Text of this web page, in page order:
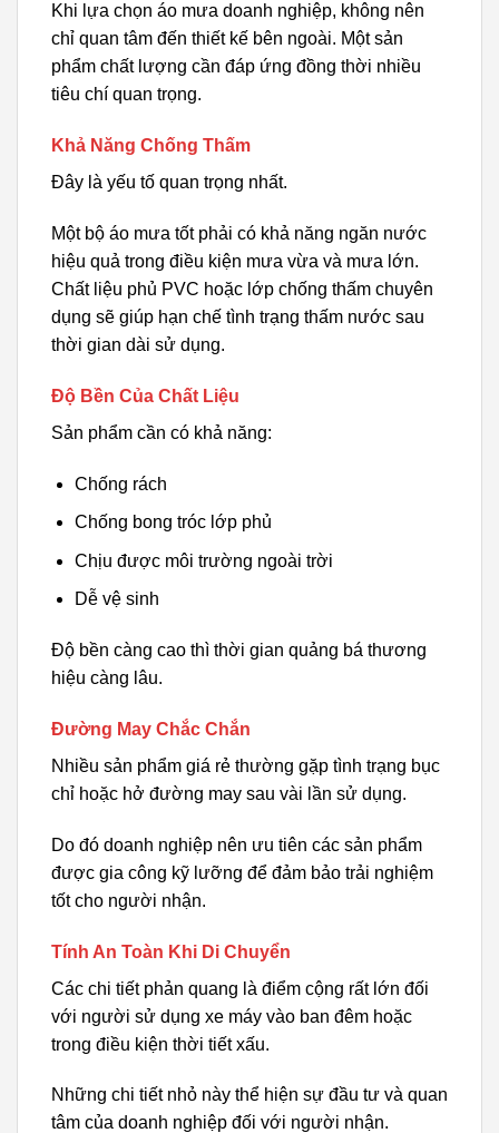
Khi lựa chọn áo mưa doanh nghiệp, không nên
chỉ quan tâm đến thiết kế bên ngoài. Một sản
phẩm chất lượng cần đáp ứng đồng thời nhiều
tiêu chí quan trọng.
Khả Năng Chống Thấm
Đây là yếu tố quan trọng nhất.
Một bộ áo mưa tốt phải có khả năng ngăn nước
hiệu quả trong điều kiện mưa vừa và mưa lớn.
Chất liệu phủ PVC hoặc lớp chống thấm chuyên
dụng sẽ giúp hạn chế tình trạng thấm nước sau
thời gian dài sử dụng.
Độ Bền Của Chất Liệu
Sản phẩm cần có khả năng:
Chống rách
Chống bong tróc lớp phủ
Chịu được môi trường ngoài trời
Dễ vệ sinh
Độ bền càng cao thì thời gian quảng bá thương
hiệu càng lâu.
Đường May Chắc Chắn
Nhiều sản phẩm giá rẻ thường gặp tình trạng bục
chỉ hoặc hở đường may sau vài lần sử dụng.
Do đó doanh nghiệp nên ưu tiên các sản phẩm
được gia công kỹ lưỡng để đảm bảo trải nghiệm
tốt cho người nhận.
Tính An Toàn Khi Di Chuyển
Các chi tiết phản quang là điểm cộng rất lớn đối
với người sử dụng xe máy vào ban đêm hoặc
trong điều kiện thời tiết xấu.
Những chi tiết nhỏ này thể hiện sự đầu tư và quan
tâm của doanh nghiệp đối với người nhận.